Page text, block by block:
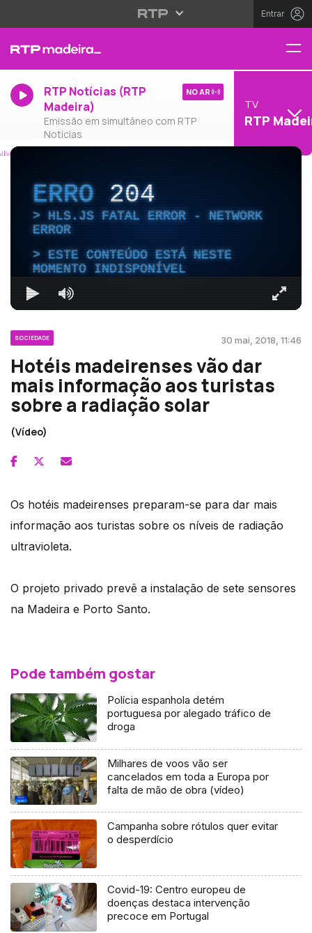
Entrar
RTP Notícias (RTP
Madeira)
Emissão em simultâneo com RTP
Notícias
NO AR
TV
RTP
ERRO204
HLS.JS FATAL ERROR - NETWORK
ERROR
ESTE CONTEÚDO ESTÁ NESTE
MOMENTO INDISPONÍVEL
SOCIEDADE 30 mai, 2018, 11:46
Hotéis madeirenses vão dar
mais informação aos turistas
sobre a radiação solar
(Vídeo)
Os hotéis madeirenses preparam-se para dar mais
informação aos turistas sobre os níveis de radiação
ultravioleta.
O projeto privado prevê a instalação de sete sensores
na Madeira e Porto Santo.
Pode também gostar
Polícia espanhola detém
portuguesa por alegado tráfico de
droga
Milhares de voos vão ser
cancelados em toda a Europa por
falta de mão de obra (vídeo)
Campanha sobre rótulos quer evitar
o desperdício
Covid-19: Centro europeu de
doenças destaca intervenção
precoce em Portugal